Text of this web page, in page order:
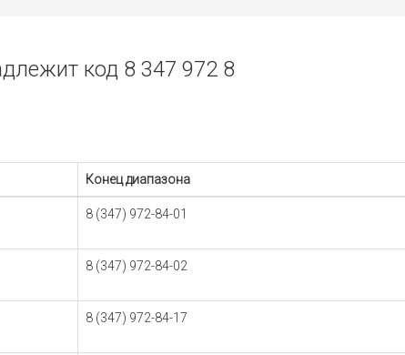
код 8 347 972 8
Конец диапазона
8 (347) 972-84-01
8 (347) 972-84-02
8 (347) 972-84-17